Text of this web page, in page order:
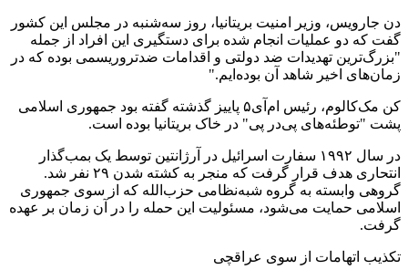
دن جارویس، وزیر امنیت بریتانیا، روز سه‌شنبه در مجلس این کشور
گفت که دو عملیات انجام شده برای دستگیری این افراد از جمله
"بزرگ‌ترین تهدیدات ضد دولتی و اقدامات ضدتروریسمی بوده که در
زمان‌های اخیر شاهد آن بوده‌ایم."
کن مک‌کالوم، رئیس ام‌آی‌۵ پاییز گذشته گفته بود جمهوری اسلامی
پشت "توطئه‌های پی‌در پی" در خاک بریتانیا بوده است.
در سال ۱۹۹۲ سفارت اسرائیل در آرژانتین توسط یک بمب‌گذار
انتحاری هدف قرار گرفت که منجر به کشته شدن ۲۹ نفر شد.
گروهی وابسته به گروه شبه‌نظامی حزب‌الله که از سوی جمهوری
اسلامی حمایت می‌شود، مسئولیت این حمله را در آن زمان بر عهده
گرفت.
تکذیب اتهامات از سوی عراقچی